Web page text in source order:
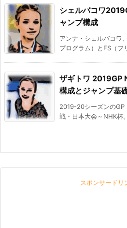
シェルバコワ
ャンプ構成
アンナ・シェルバコワ
プログラム）とFS（フ
ザギトワ 2019GP
構成とジャンプ基
2019-20シーズンのGP
戦・日本大会～NHK杯
スポンサードリ